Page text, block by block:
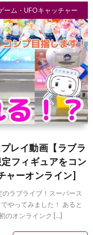
ーム・UFOキャッチャー
レイ動画【ラブラ
フィギュアをコン
ャーオンライン]
ラブライブ！スーパース
やってみました！ あると
のオンラインク […]